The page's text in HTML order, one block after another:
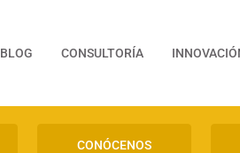
BLOG CONSULTORÍA
CONÓCENOS